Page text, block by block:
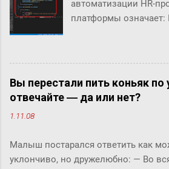
автоматизации HR-
платформы означает:
собственный код
дополнять/расширять
инструменты
процессов, оставаясь
получать
В системе можно
Вы перестали пить коньяк по
отвечайте ― да или нет?
1.11.08
Малыш постарался ответить как
уклончиво, но дружелюбно: ― Во